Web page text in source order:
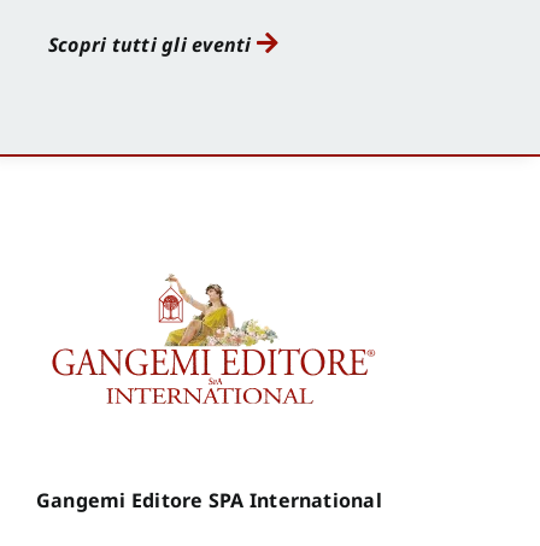
Scopri tutti gli eventi
Gangemi Editore SPA International